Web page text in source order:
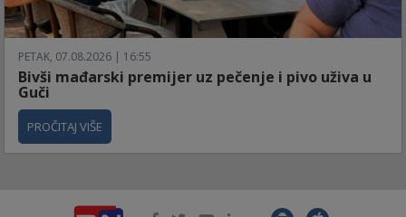
PETAK, 07.08.2026 | 16:55
Bivši mađarski premijer uz pečenje i pivo uživa u
Guči
PROČITAJ VIŠE